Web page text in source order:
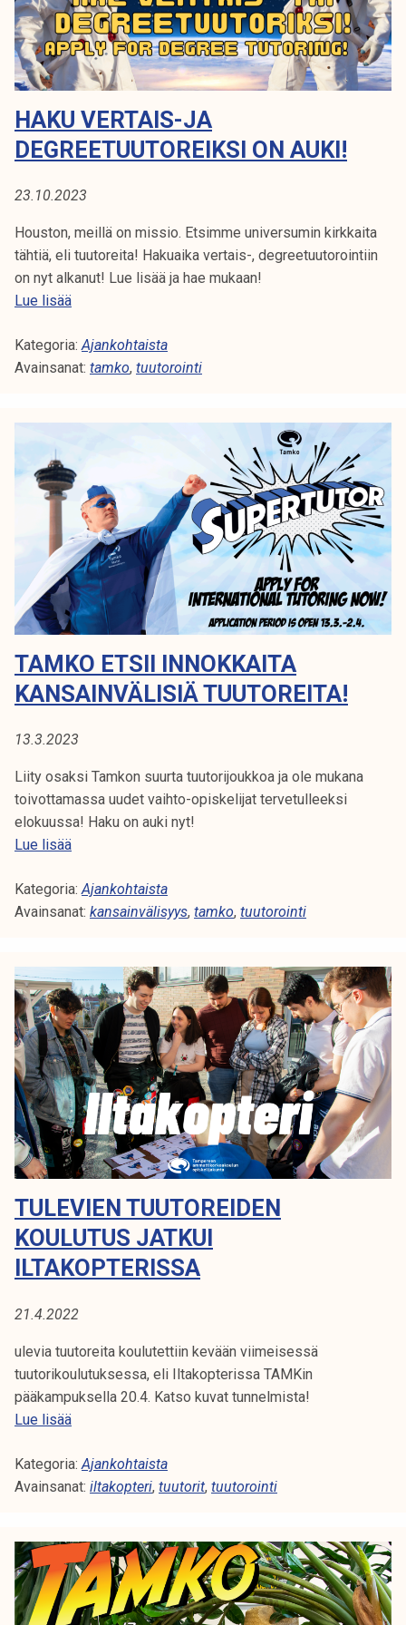
t
i
k
o
k
e
k
u
l
u
n
p
i
k
l
k
n
t
A
:
T
U
U
T
O
R
O
I
T
I
HAKU VERTAIS-JA
DEGREETUUTOREIKSI ON AUKI!
23.10.2023
Houston, meillä on missio. Etsimme universumin kirkkaita
tähtiä, eli tuutoreita! Hakuaika vertais-, degreetuutorointiin
on nyt alkanut! Lue lisää ja hae mukaan!
Lue lisääH
k
u
a
-
j
a
d
e
g
r
e
e
u
u
t
o
e
i
i
o
n
a
u
k
i
!
Kategoria:Ajankohtaista
Avainsanat: tamko, tuutorointi
TAMKO ETSII INNOKKAITA
KANSAINVÄLISIÄ TUUTOREITA!
13.3.2023
Liity osaksi Tamkon suurta tuutorijoukkoa ja ole mukana
toivottamassa uudet vaihto-opiskelijat tervetulleeksi
elokuussa! Haku on auki nyt!
Lue lisääT
m
k
t
s
i
i
i
n
n
o
k
k
a
i
t
a
a
n
s
s
i
ä
t
Kategoria:Ajankohtaista
Avainsanat: kansainvälisyys, tamko, tuutorointi
TULEVIEN TUUTOREIDEN
KOULUTUS JATKUI
ILTAKOPTERISSA
21.4.2022
ulevia tuutoreita koulutettiin kevään viimeisessä
tuutorikoulutuksessa, eli Iltakopterissa TAMKin
pääkampuksella 20.4. Katso kuvat tunnelmista!
Lue lisääT
l
e
n
t
Kategoria: Ajankohtaista
Avainsanat: iltakopteri, tuutorit, tuutorointi